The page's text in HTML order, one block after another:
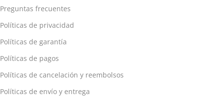
Preguntas frecuentes
Políticas de privacidad
Políticas de garantía
Políticas de pagos
Políticas de cancelación y reembolsos
Políticas de envío y entrega